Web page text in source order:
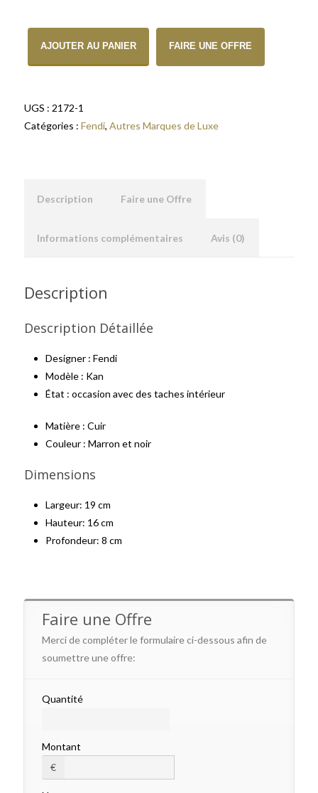
AJOUTER AU PANIER FAIRE UNE OFFRE
UGS : 2172-1
Catégories : Fendi, Autres Marques de Luxe
Description Faire une Offre
Informations complémentaires Avis (0)
Description
Description Détaillée
Designer : Fendi
Modèle : Kan
État : occasion avec des taches intérieur
Matière : Cuir
Couleur : Marron et noir
Dimensions
Largeur: 19 cm
Hauteur: 16 cm
Profondeur: 8 cm
Faire une Offre
Merci de compléter le formulaire ci-dessous afin de
soumettre une offre:
Quantité
Montant
€